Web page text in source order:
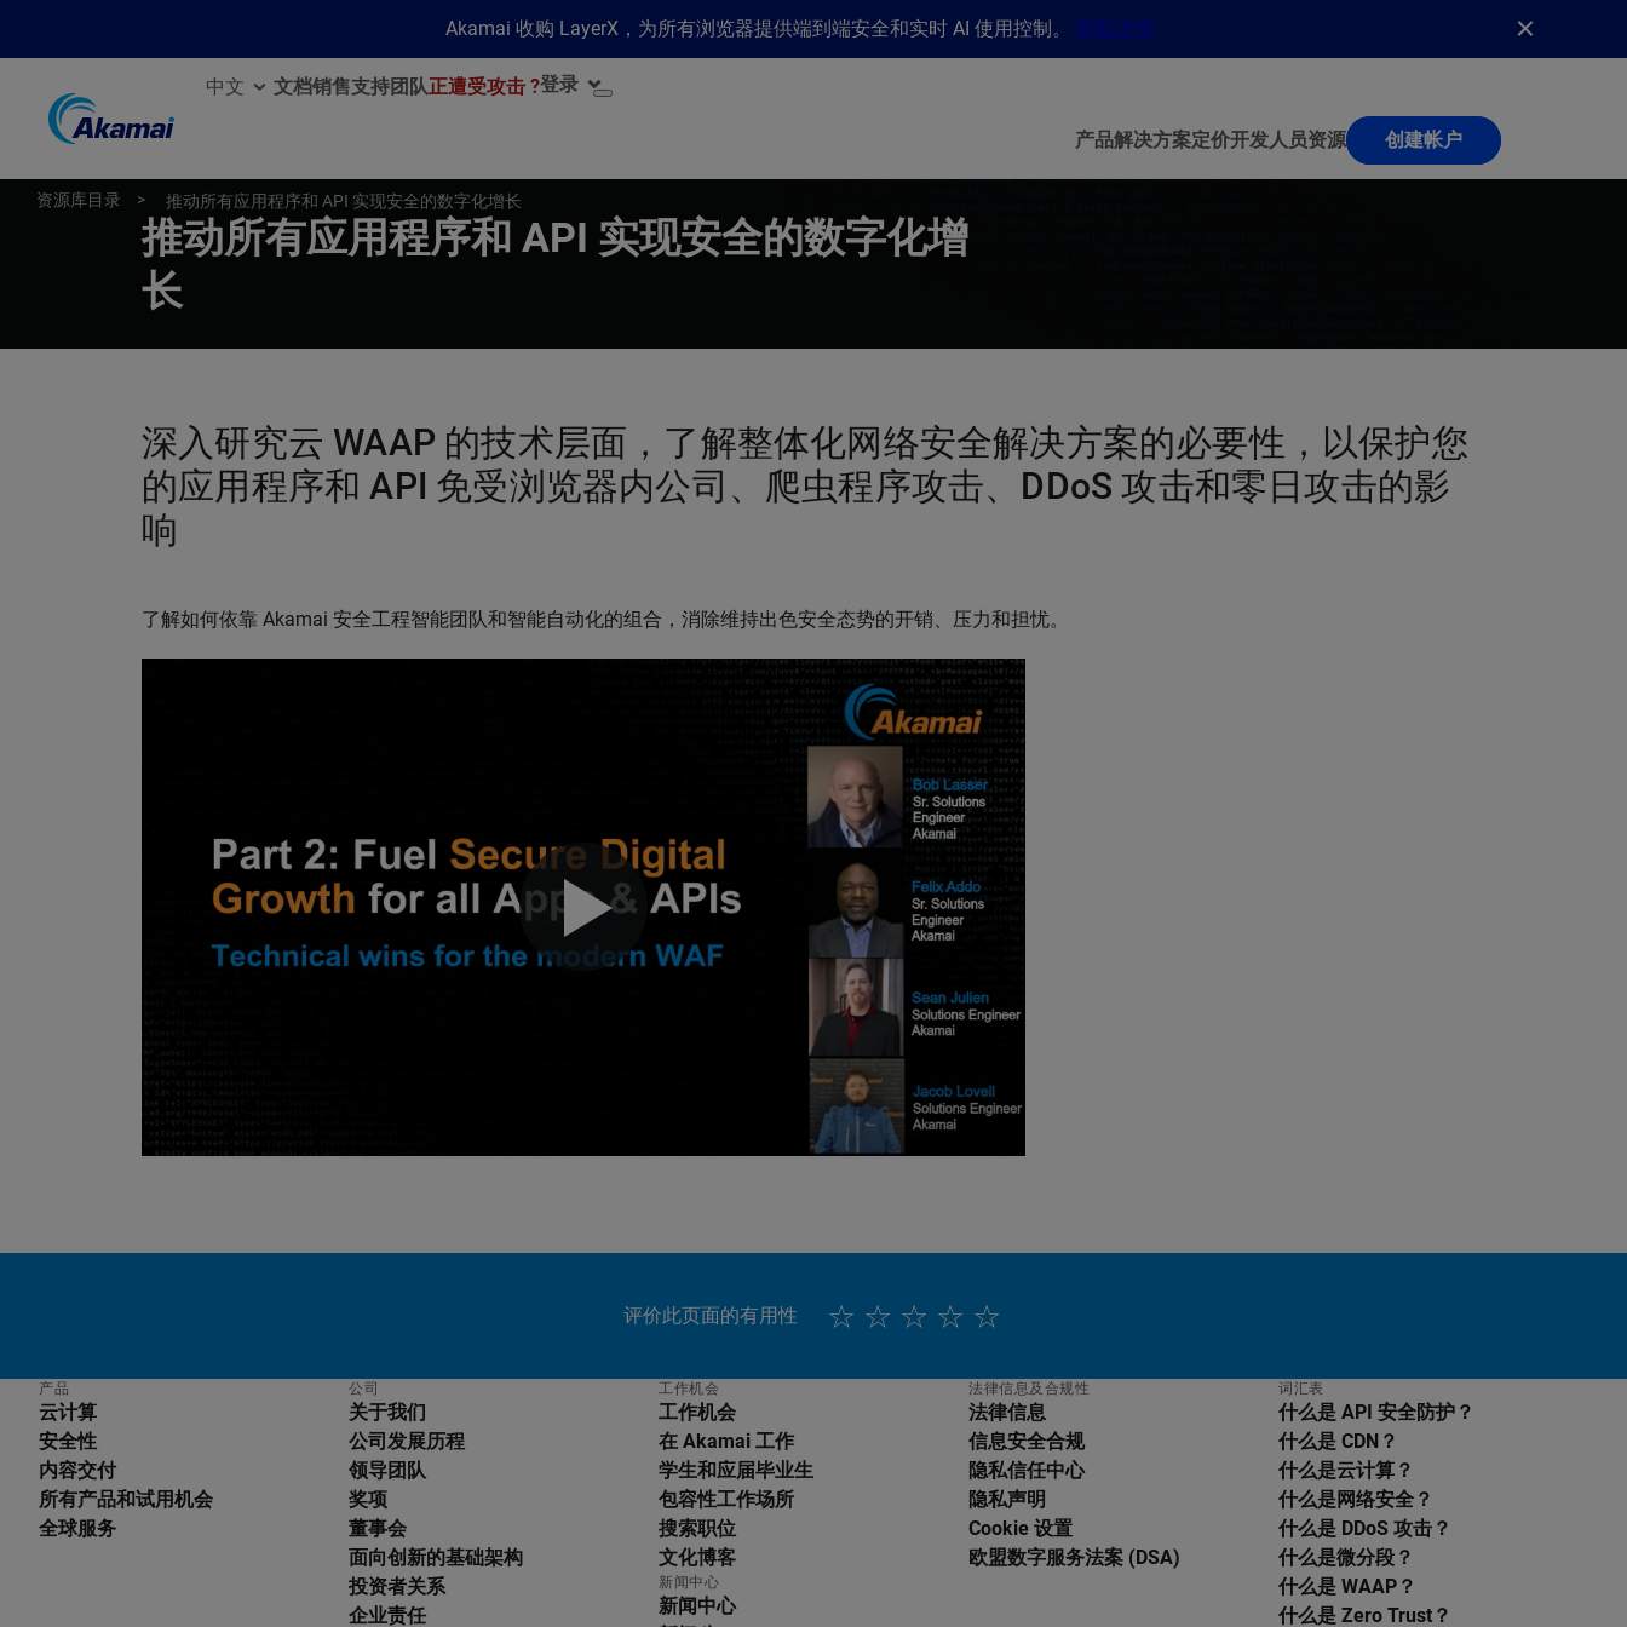
Akamai 收购 LayerX，为所有浏览器提供端到端安全和实时 AI 使用控制。 获取详情
中文 文档销售支持团队正遭受攻击 ?登录
产品解决方案定价开发人员资源 创建帐户
资源库目录 推动所有应用程序和 API 实现安全的数字化增长
推动所有应用程序和 API 实现安全的数字化增
长
深入研究云 WAAP 的技术层面，了解整体化网络安全解决方案的必要性，以保护您
的应用程序和 API 免受浏览器内公司、爬虫程序攻击、DDoS 攻击和零日攻击的影
响
了解如何依靠 Akamai 安全工程智能团队和智能自动化的组合，消除维持出色安全态势的开销、压力和担忧。
评价此页面的有用性
产品
云计算
安全性
内容交付
所有产品和试用机会
全球服务
公司
关于我们
公司发展历程
领导团队
奖项
董事会
面向创新的基础架构
投资者关系
企业责任
工作机会
工作机会
在 Akamai 工作
学生和应届毕业生
包容性工作场所
搜索职位
文化博客
新闻中心
新闻中心
法律信息及合规性
法律信息
信息安全合规
隐私信任中心
隐私声明
Cookie 设置
欧盟数字服务法案 (DSA)
词汇表
什么是 API 安全防护？
什么是 CDN？
什么是云计算？
什么是网络安全？
什么是 DDoS 攻击？
什么是微分段？
什么是 WAAP？
什么是 Zero Trust？
Deutsch
Español